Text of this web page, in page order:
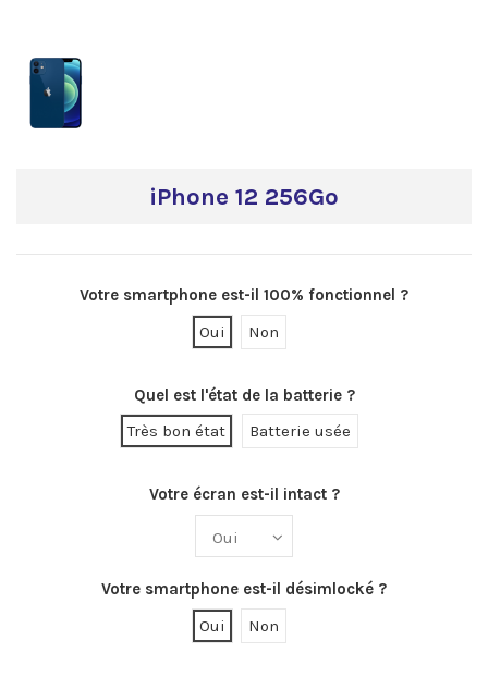
iPhone 12 256Go
Votre smartphone est-il 100% fonctionnel ?
Oui
Non
Quel est l'état de la batterie ?
Très bon état
Batterie usée
Votre écran est-il intact ?
Votre smartphone est-il désimlocké ?
Oui
Non